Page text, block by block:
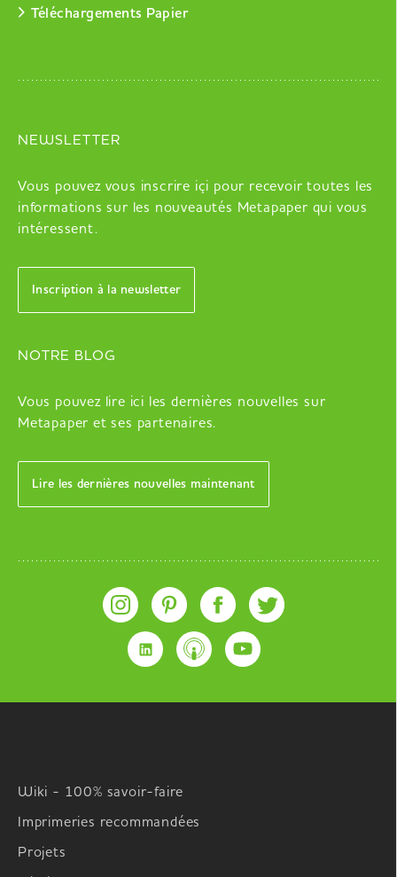
Téléchargements Papier
NEWSLETTER
Vous pouvez vous inscrire içi pour recevoir toutes les
informations sur les nouveautés Metapaper qui vous
intéressent.
Inscription à la newsletter
NOTRE BLOG
Vous pouvez lire ici les dernières nouvelles sur
Metapaper et ses partenaires.
Lire les dernières nouvelles maintenant
Wiki - 100% savoir-faire
Imprimeries recommandées
Projets